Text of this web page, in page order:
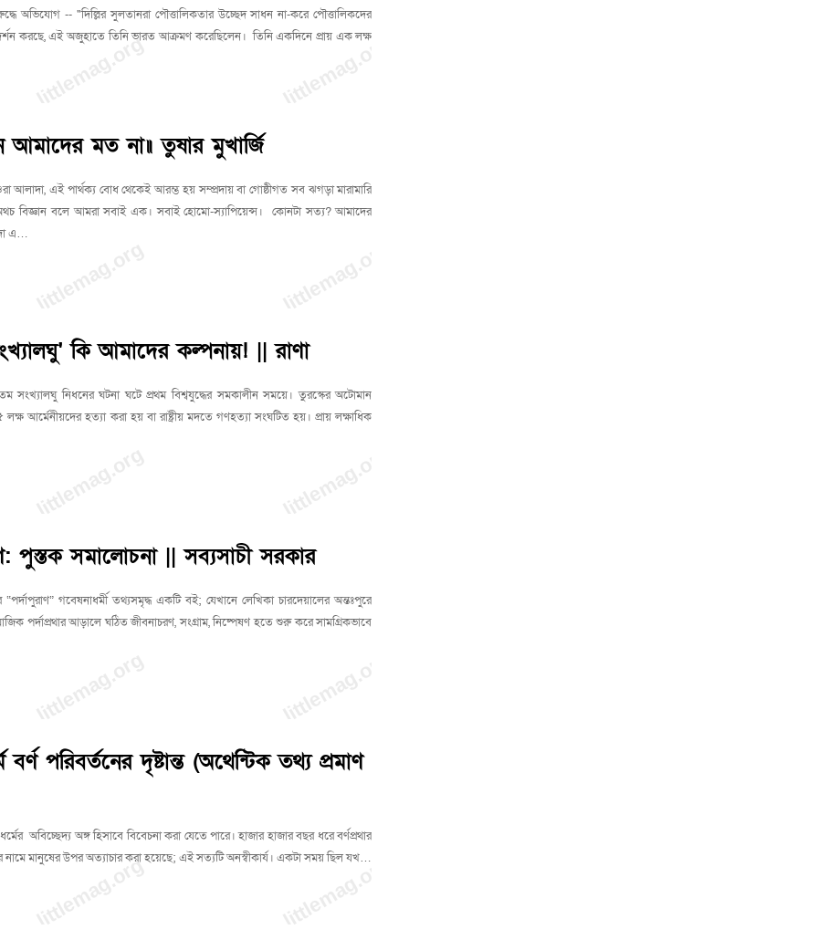
অভিযোগ -- "দিল্লির সুলতানরা পৌত্তালিকতার উচ্ছেদ সাধন না-করে পৌত্তালিকদের
করছে, এই অজুহাতে তিনি ভারত আক্রমণ করেছিলেন। তিনি একদিনে প্রায় এক লক্ষ
আমাদের মত না॥ তুষার মুখার্জি
আলাদা, এই পার্থক্য বোধ থেকেই আরম্ভ হয় সম্প্রদায় বা গোষ্ঠীগত সব ঝগড়া মারামারি
অথচ বিজ্ঞান বলে আমরা সবাই এক। সবাই হোমো-স্যাপিয়েন্স। কোনটা সত্য? আমাদের
এ…
কি আমাদের কল্পনায়! || রাণা
সংখ্যালঘু নিধনের ঘটনা ঘটে প্রথম বিশ্বযুদ্ধের সমকালীন সময়ে। তুরস্কের অটোমান
লক্ষ আর্মেনীয়দের হত্যা করা হয় বা রাষ্ট্রীয় মদতে গণহত্যা সংঘটিত হয়। প্রায় লক্ষাধিক
পুস্তক সমালোচনা || সব্যসাচী সরকার
গবেষনাধর্মী তথ্যসমৃদ্ধ একটি বই; যেখানে লেখিকা চারদেয়ালের অন্তঃপুরে
পর্দাপ্রথার আড়ালে ঘঠিত জীবনাচরণ, সংগ্রাম, নিষ্পেষণ হতে শুরু করে সামগ্রিকভাবে
বর্ণ পরিবর্তনের দৃষ্টান্ত (অথেন্টিক তথ্য প্রমাণ
ধর্মের অবিচ্ছেদ্য অঙ্গ হিসাবে বিবেচনা করা যেতে পারে। হাজার হাজার বছর ধরে বর্ণপ্রথার
নামে মানুষের উপর অত্যাচার করা হয়েছে; এই সত্যটি অনস্বীকার্য। একটা সময় ছিল যখ…
Never Miss an Update!
directly to your inbox.